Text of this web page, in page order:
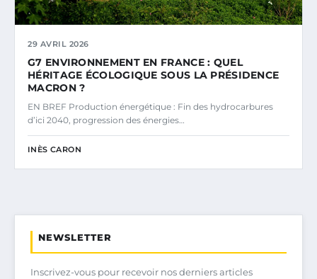
29 AVRIL 2026
G7 ENVIRONNEMENT EN FRANCE : QUEL
HÉRITAGE ÉCOLOGIQUE SOUS LA PRÉSIDENCE
MACRON ?
EN BREF Production énergétique : Fin des hydrocarbures
d’ici 2040, progression des énergies…
INÈS CARON
NEWSLETTER
Inscrivez-vous pour recevoir nos derniers articles